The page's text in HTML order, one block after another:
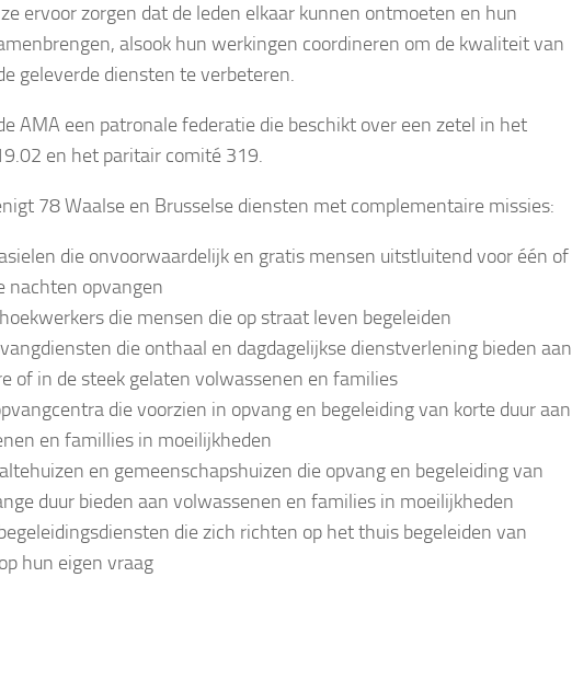
ervoor zorgen dat de leden elkaar kunnen ontmoeten en hun
alsook hun werkingen coordineren om de kwaliteit van
geleverde diensten te verbeteren.
AMA een patronale federatie die beschikt over een zetel in het
en het paritair comité 319.
78 Waalse en Brusselse diensten met complementaire missies:
die onvoorwaardelijk en gratis mensen uitstluitend voor één of
nachten opvangen
die mensen die op straat leven begeleiden
die onthaal en dagdagelijkse dienstverlening bieden aan
of in de steek gelaten volwassenen en families
die voorzien in opvang en begeleiding van korte duur aan
en famillies in moeilijkheden
en gemeenschapshuizen die opvang en begeleiding van
duur bieden aan volwassenen en families in moeilijkheden
die zich richten op het thuis begeleiden van
hun eigen vraag